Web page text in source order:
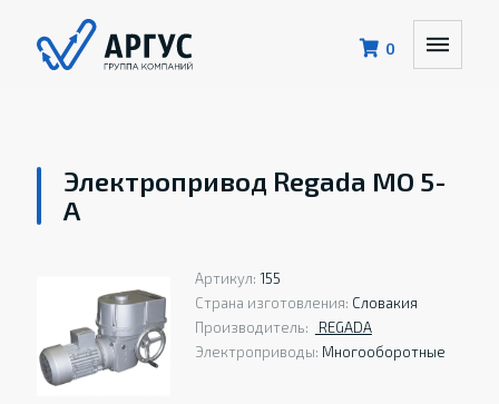
0
Электропривод Regada MO 5-
A
Артикул: 155
Страна изготовления: Словакия
Производитель:
REGADA
Электроприводы: Многооборотные